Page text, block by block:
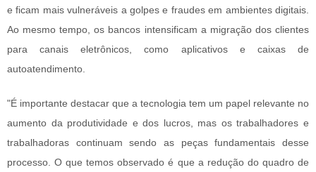
e ficam mais vulneráveis a golpes e fraudes em ambientes digitais.
Ao mesmo tempo, os bancos intensificam a migração dos clientes
para canais eletrônicos, como aplicativos e caixas de
autoatendimento.
"É importante destacar que a tecnologia tem um papel relevante no
aumento da produtividade e dos lucros, mas os trabalhadores e
trabalhadoras continuam sendo as peças fundamentais desse
processo. O que temos observado é que a redução do quadro de